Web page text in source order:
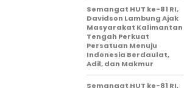
Semangat HUT ke-81 RI,
Davidson Lambung Ajak
Masyarakat Kalimantan
Tengah Perkuat
Persatuan Menuju
Indonesia Berdaulat,
Adil, dan Makmur
Semangat HUT ke-81 RI,